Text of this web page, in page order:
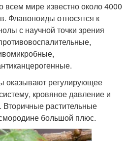
всем мире известно около 4000
Флавоноиды относятся к
с научной точки зрения
оказывают регулирующее
кровяное давление и
Вторичные растительные
большой плюс.